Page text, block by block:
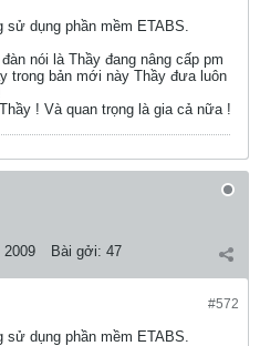
dụng phần mềm ETABS.
nói là Thầy đang nâng cấp pm
trong bản mới này Thầy đưa luôn
! Và quan trọng là gia cả nữa !
2009 Bài gởi: 47
#572
dụng phần mềm ETABS.